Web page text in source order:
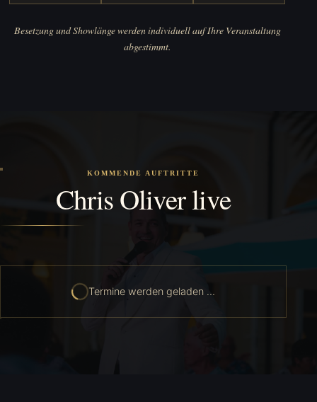
Besetzung und Showlänge werden individuell auf Ihre Veranstaltung
abgestimmt.
KOMMENDE AUFTRITTE
Chris Oliver live
Termine werden geladen …